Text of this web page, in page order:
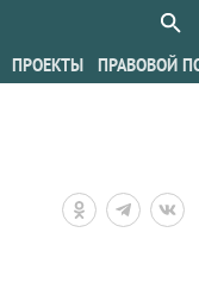
ПРОЕКТЫ ПРАВОВОЙ